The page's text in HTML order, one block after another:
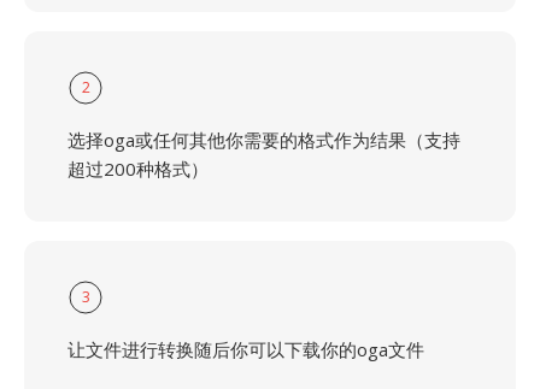
2
选择oga或任何其他你需要的格式作为结果（支持
超过200种格式）
3
让文件进行转换随后你可以下载你的oga文件